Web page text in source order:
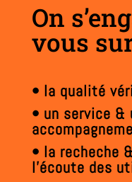
On
vous
• la qualité
• un service &
• la recheche
l’écoute des